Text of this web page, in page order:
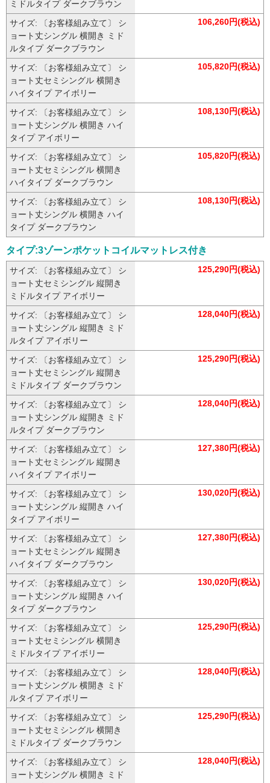
ミドルタイプ ダークブラウン
サイズ: 〔お客様組み立て〕 シ
ョート丈シングル 横開き ミド
ルタイプ ダークブラウン
106,260円(税込)
サイズ: 〔お客様組み立て〕 シ
ョート丈セミシングル 横開き
ハイタイプ アイボリー
105,820円(税込)
サイズ: 〔お客様組み立て〕 シ
ョート丈シングル 横開き ハイ
タイプ アイボリー
108,130円(税込)
サイズ: 〔お客様組み立て〕 シ
ョート丈セミシングル 横開き
ハイタイプ ダークブラウン
105,820円(税込)
サイズ: 〔お客様組み立て〕 シ
ョート丈シングル 横開き ハイ
タイプ ダークブラウン
108,130円(税込)
タイプ:3ゾーンポケットコイルマットレス付き
サイズ: 〔お客様組み立て〕 シ
ョート丈セミシングル 縦開き
ミドルタイプ アイボリー
125,290円(税込)
サイズ: 〔お客様組み立て〕 シ
ョート丈シングル 縦開き ミド
ルタイプ アイボリー
128,040円(税込)
サイズ: 〔お客様組み立て〕 シ
ョート丈セミシングル 縦開き
ミドルタイプ ダークブラウン
125,290円(税込)
サイズ: 〔お客様組み立て〕 シ
ョート丈シングル 縦開き ミド
ルタイプ ダークブラウン
128,040円(税込)
サイズ: 〔お客様組み立て〕 シ
ョート丈セミシングル 縦開き
ハイタイプ アイボリー
127,380円(税込)
サイズ: 〔お客様組み立て〕 シ
ョート丈シングル 縦開き ハイ
タイプ アイボリー
130,020円(税込)
サイズ: 〔お客様組み立て〕 シ
ョート丈セミシングル 縦開き
ハイタイプ ダークブラウン
127,380円(税込)
サイズ: 〔お客様組み立て〕 シ
ョート丈シングル 縦開き ハイ
タイプ ダークブラウン
130,020円(税込)
サイズ: 〔お客様組み立て〕 シ
ョート丈セミシングル 横開き
ミドルタイプ アイボリー
125,290円(税込)
サイズ: 〔お客様組み立て〕 シ
ョート丈シングル 横開き ミド
ルタイプ アイボリー
128,040円(税込)
サイズ: 〔お客様組み立て〕 シ
ョート丈セミシングル 横開き
ミドルタイプ ダークブラウン
125,290円(税込)
サイズ: 〔お客様組み立て〕 シ
ョート丈シングル 横開き ミド
128,040円(税込)